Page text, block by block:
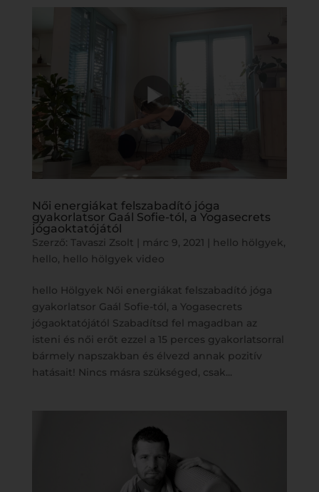
Női energiákat felszabadító jóga
gyakorlatsor Gaál Sofie-tól, a Yogasecrets
jógaoktatójától
Szerző: Tavaszi Zsolt márc 9, 2021 hello hölgyek,
hello, hello hölgyek video
hello Hölgyek Női energiákat felszabadító jóga
gyakorlatsor Gaál Sofie-tól, a Yogasecrets
jógaoktatójától Szabadítsd fel magadban az
isteni és női erőt ezzel a 15 perces gyakorlatsorral
bármely napszakban és élvezd annak pozitív
hatásait! Nincs másra szükséged, csak...